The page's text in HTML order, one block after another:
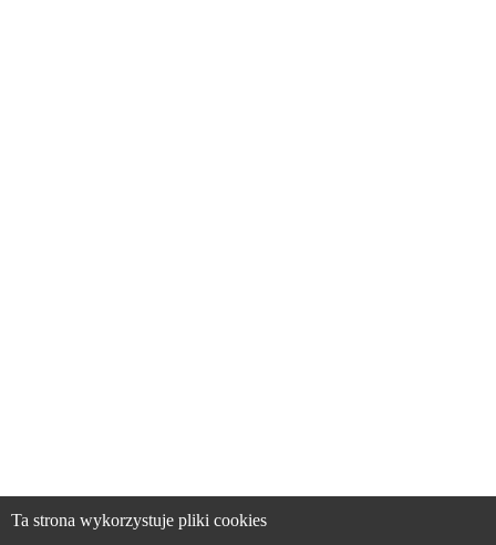
Ta strona wykorzystuje pliki cookies